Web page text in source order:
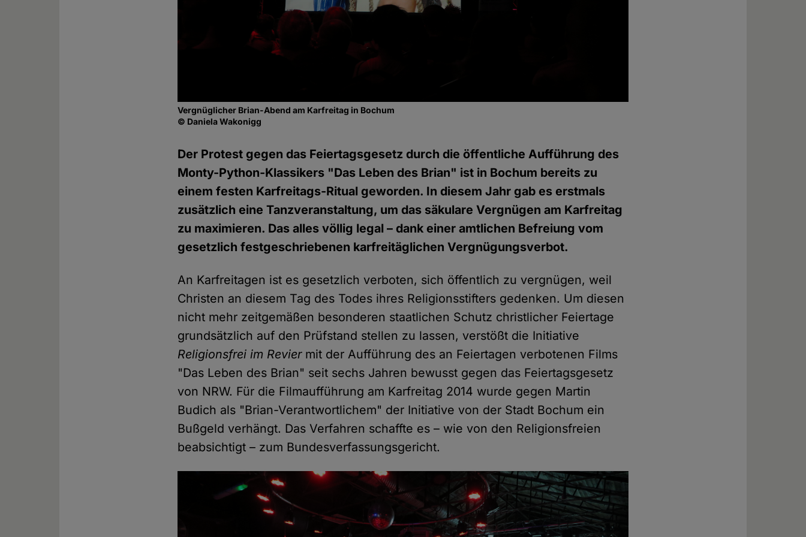
Vergnüglicher Brian-Abend am Karfreitag in Bochum
© Daniela Wakonigg
Der Protest gegen das Feiertagsgesetz durch die öffentliche Aufführung des
Monty-Python-Klassikers "Das Leben des Brian" ist in Bochum bereits zu
einem festen Karfreitags-Ritual geworden. In diesem Jahr gab es erstmals
zusätzlich eine Tanzveranstaltung, um das säkulare Vergnügen am Karfreitag
zu maximieren. Das alles völlig legal – dank einer amtlichen Befreiung vom
gesetzlich festgeschriebenen karfreitäglichen Vergnügungsverbot.
An Karfreitagen ist es gesetzlich verboten, sich öffentlich zu vergnügen, weil
Christen an diesem Tag des Todes ihres Religionsstifters gedenken. Um diesen
nicht mehr zeitgemäßen besonderen staatlichen Schutz christlicher Feiertage
grundsätzlich auf den Prüfstand stellen zu lassen, verstößt die Initiative
Religionsfrei im Reviermit der Aufführung des an Feiertagen verbotenen Films
"Das Leben des Brian" seit sechs Jahren bewusst gegen das Feiertagsgesetz
von NRW. Für die Filmaufführung am Karfreitag 2014 wurde gegen Martin
Budich als "Brian-Verantwortlichem" der Initiative von der Stadt Bochum ein
Bußgeld verhängt. Das Verfahren schaffte es – wie von den Religionsfreien
beabsichtigt – zum Bundesverfassungsgericht.